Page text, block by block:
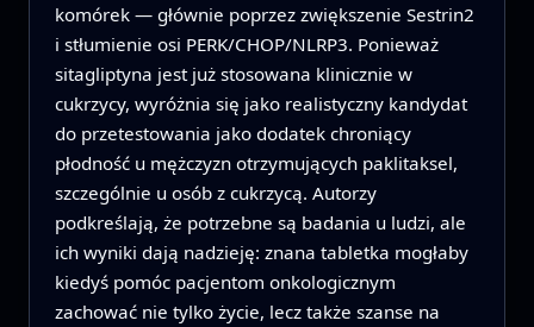
komórek — głównie poprzez zwiększenie Sestrin2
i stłumienie osi PERK/CHOP/NLRP3. Ponieważ
sitagliptyna jest już stosowana klinicznie w
cukrzycy, wyróżnia się jako realistyczny kandydat
do przetestowania jako dodatek chroniący
płodność u mężczyzn otrzymujących paklitaksel,
szczególnie u osób z cukrzycą. Autorzy
podkreślają, że potrzebne są badania u ludzi, ale
ich wyniki dają nadzieję: znana tabletka mogłaby
kiedyś pomóc pacjentom onkologicznym
zachować nie tylko życie, lecz także szanse na